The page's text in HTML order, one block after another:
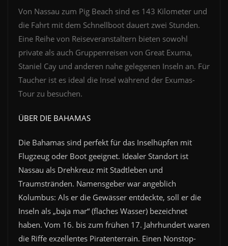
Von Nassau zum Pig Beach sind es 143 Kilometer und
die Fahrt mit dem Schnellboot dauert zwei Stunden.
Eine Reihe von Reiseveranstaltern bieten sowohl
private als auch Gruppenreisen von Great Exuma,
Staniel Cay und anderen nahe gelegenen Inseln an. Für
Taucher ist es ideal die Insel während der Exumas-
Tour zu besuchen.
ÜBER DIE BAHAMAS
Die Bahamas sind perfekt für das Inselhüpfen mit
Flugzeug oder Boot geeignet. Idealer Standort ist
Nassau als Drehkreuz mit Stadtleben und
Traumstränden. Namensgeber war angeblich
Kolumbus: Als er die Gewässer entdeckte, soll er die
Inseln als „baja mar“ (flaches Wasser) bezeichnet
haben. Vom 16. bis zum frühen 17. Jahrhundert waren
die Riffe exzellentes Piratenterrain. Einen Nonstop-